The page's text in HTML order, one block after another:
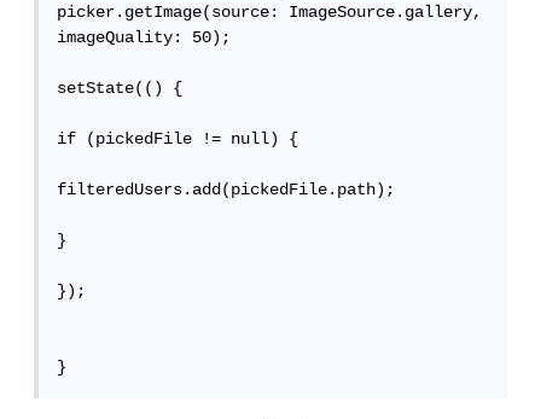
picker.getImage(source: ImageSource.gallery,
imageQuality: 50);
setState(() {
if (pickedFile != null) {
filteredUsers.add(pickedFile.path);
}
});
}